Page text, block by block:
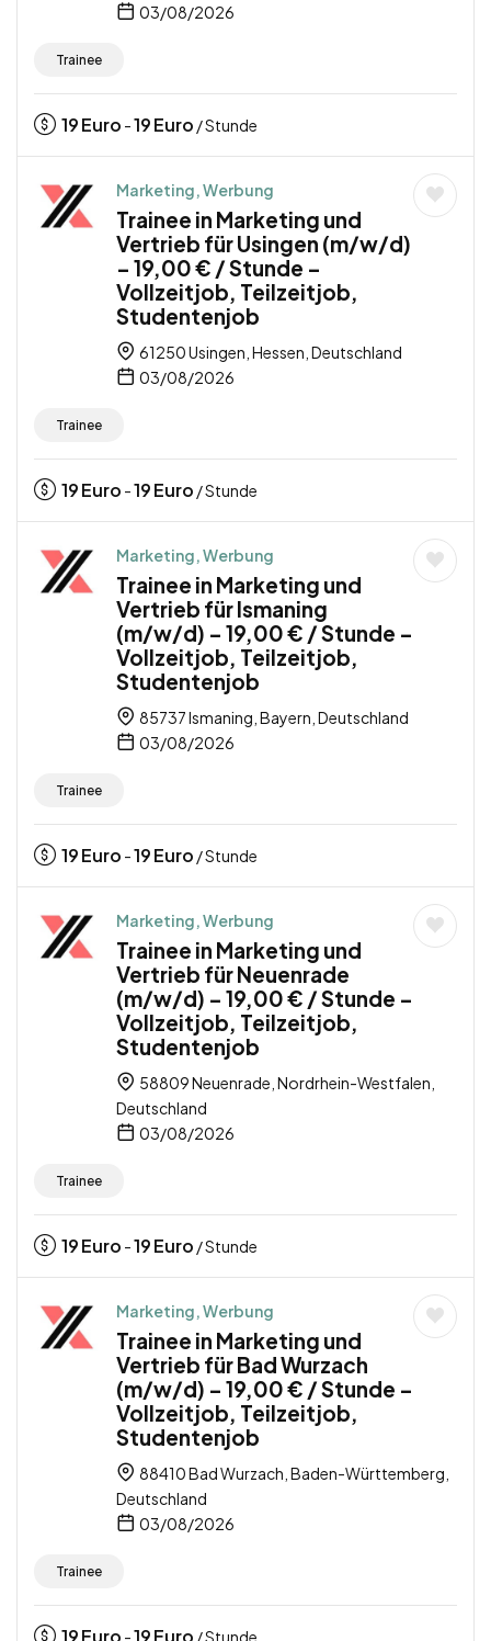
03/08/2026
Trainee
19Euro -19Euro / Stunde
Marketing, Werbung
Trainee in Marketing und
Vertrieb für Usingen (m/w/d)
– 19,00 € / Stunde –
Vollzeitjob, Teilzeitjob,
Studentenjob
61250 Usingen, Hessen, Deutschland
03/08/2026
Trainee
19Euro -19Euro / Stunde
Marketing, Werbung
Trainee in Marketing und
Vertrieb für Ismaning
(m/w/d) – 19,00 € / Stunde –
Vollzeitjob, Teilzeitjob,
Studentenjob
85737 Ismaning, Bayern, Deutschland
03/08/2026
Trainee
19Euro -19Euro / Stunde
Marketing, Werbung
Trainee in Marketing und
Vertrieb für Neuenrade
(m/w/d) – 19,00 € / Stunde –
Vollzeitjob, Teilzeitjob,
Studentenjob
58809 Neuenrade, Nordrhein-Westfalen,
Deutschland
03/08/2026
Trainee
19Euro -19Euro / Stunde
Marketing, Werbung
Trainee in Marketing und
Vertrieb für Bad Wurzach
(m/w/d) – 19,00 € / Stunde –
Vollzeitjob, Teilzeitjob,
Studentenjob
88410 Bad Wurzach, Baden-Württemberg,
Deutschland
03/08/2026
Trainee
19Euro -19Euro / Stunde